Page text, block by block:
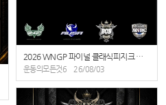
2026 WNGP 파이널 클래식피지크 프로전 비교심사
운동의모든것6 26/08/03